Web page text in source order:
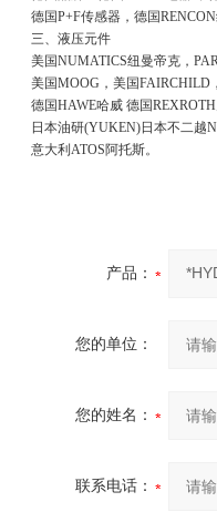
德国P+F传感器，德国
三、液压元件
美国NUMATICS纽曼帝克，
美国MOOG，美国FAIRCHILD
德国HAWE哈威 德国
日本油研(YUKEN)日本不二越
意大利ATOS阿托斯。
产品：
您的单位：
您的姓名：
联系电话：